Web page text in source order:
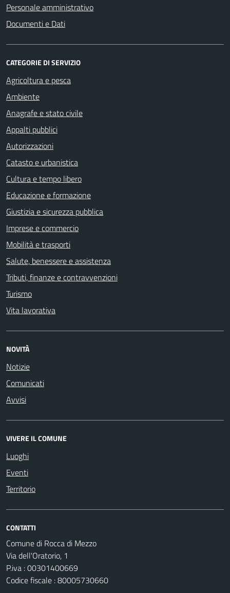
Personale amministrativo
Documenti e Dati
CATEGORIE DI SERVIZIO
Agricoltura e pesca
Ambiente
Anagrafe e stato civile
Appalti pubblici
Autorizzazioni
Catasto e urbanistica
Cultura e tempo libero
Educazione e formazione
Giustizia e sicurezza pubblica
Imprese e commercio
Mobilità e trasporti
Salute, benessere e assistenza
Tributi, finanze e contravvenzioni
Turismo
Vita lavorativa
NOVITÀ
Notizie
Comunicati
Avvisi
VIVERE IL COMUNE
Luoghi
Eventi
Territorio
CONTATTI
Comune di Rocca di Mezzo
Via dell'Oratorio, 1
P.iva : 00301400669
Codice fiscale : 80005730660